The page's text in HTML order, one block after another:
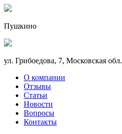
Пушкино
ул. Грибоедова, 7, Московская обл.
О компании
Отзывы
Статьи
Новости
Вопросы
Контакты